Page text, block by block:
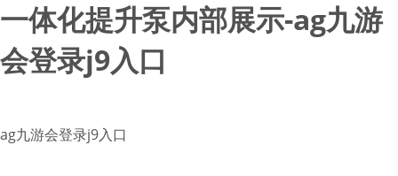
一体化提升泵内部展示-ag九游
会登录j9入口
ag九游会登录j9入口